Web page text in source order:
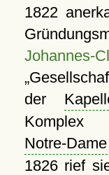
1822
Johannes-
der
Notre-
1826 rief